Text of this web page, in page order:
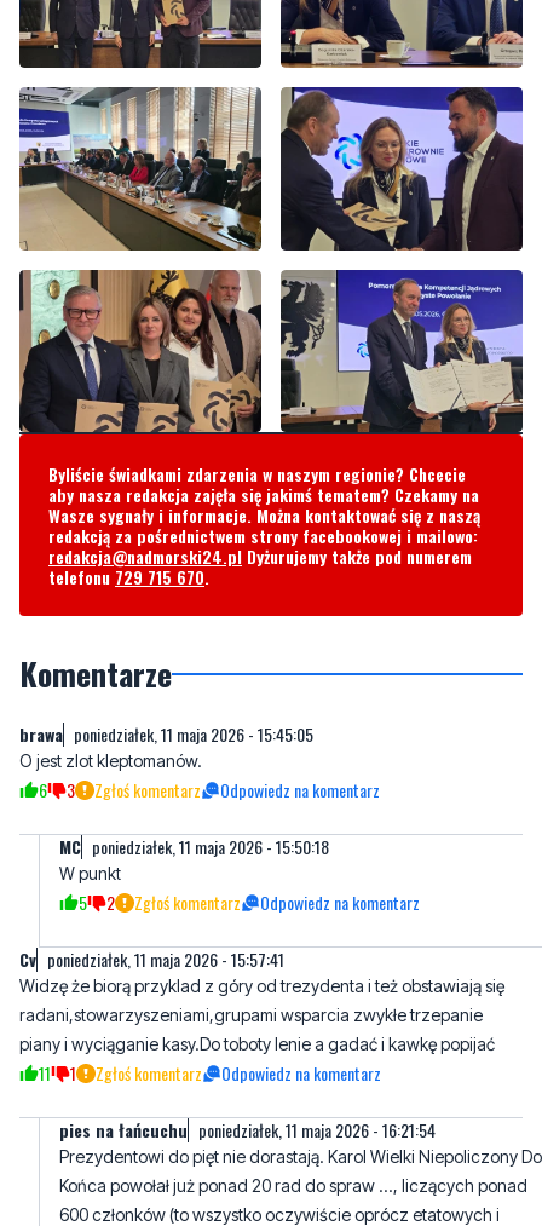
Byliście świadkami zdarzenia w naszym regionie? Chcecie
aby nasza redakcja zajęła się jakimś tematem? Czekamy na
Wasze sygnały i informacje. Można kontaktować się z naszą
redakcją za pośrednictwem strony facebookowej i mailowo:
redakcja@nadmorski24.pl Dyżurujemy także pod numerem
telefonu 729 715 670.
Komentarze
brawa poniedziałek, 11 maja 2026 - 15:45:05
O jest zlot kleptomanów.
6 3 Zgłoś komentarz Odpowiedz na komentarz
MC poniedziałek, 11 maja 2026 - 15:50:18
W punkt
5 2 Zgłoś komentarz Odpowiedz na komentarz
Cv poniedziałek, 11 maja 2026 - 15:57:41
Widzę że biorą przyklad z góry od trezydenta i też obstawiają się
radani,stowarzyszeniami,grupami wsparcia zwykłe trzepanie
piany i wyciąganie kasy.Do toboty lenie a gadać i kawkę popijać
11 1 Zgłoś komentarz Odpowiedz na komentarz
pies na łańcuchu poniedziałek, 11 maja 2026 - 16:21:54
Prezydentowi do pięt nie dorastają. Karol Wielki Niepoliczony Do
Końca powołał już ponad 20 rad do spraw ..., liczących ponad
600 członków (to wszystko oczywiście oprócz etatowych i